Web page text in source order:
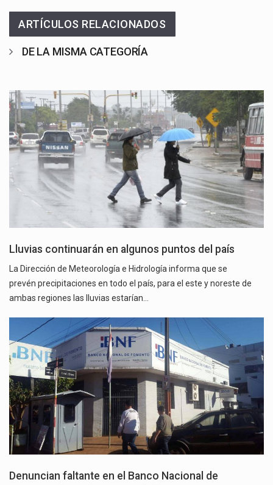
ARTÍCULOS RELACIONADOS
DE LA MISMA CATEGORÍA
Lluvias continuarán en algunos puntos del país
La Dirección de Meteorología e Hidrología informa que se
prevén precipitaciones en todo el país, para el este y noreste de
ambas regiones las lluvias estarían…
Denuncian faltante en el Banco Nacional de